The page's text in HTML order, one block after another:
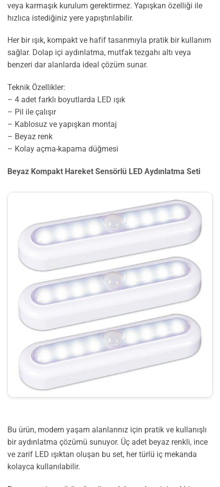
veya karmaşık kurulum gerektirmez. Yapışkan özelliği ile
hızlıca istediğiniz yere yapıştırılabilir.
Her bir ışık, kompakt ve hafif tasarımıyla pratik bir kullanım
sağlar. Dolap içi aydınlatma, mutfak tezgahı altı veya
benzeri dar alanlarda ideal çözüm sunar.
Teknik Özellikler:
– 4 adet farklı boyutlarda LED ışık
– Pil ile çalışır
– Kablosuz ve yapışkan montaj
– Beyaz renk
– Kolay açma-kapama düğmesi
Beyaz Kompakt Hareket Sensörlü LED Aydınlatma Seti
Bu ürün, modern yaşam alanlarınız için pratik ve kullanışlı
bir aydınlatma çözümü sunuyor. Üç adet beyaz renkli, ince
ve zarif LED ışıktan oluşan bu set, her türlü iç mekanda
kolayca kullanılabilir.